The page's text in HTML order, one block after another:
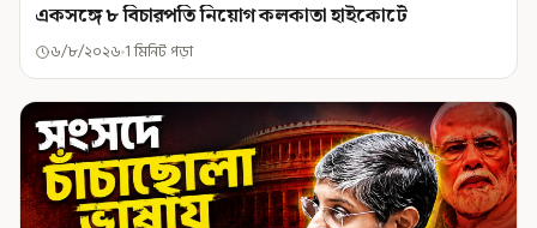
একসঙ্গে ৮ বিচারপতি নিয়োগ কলকাতা হাইকোর্টে
৬/৮/২০২৬ 1 মিনিট পড়া